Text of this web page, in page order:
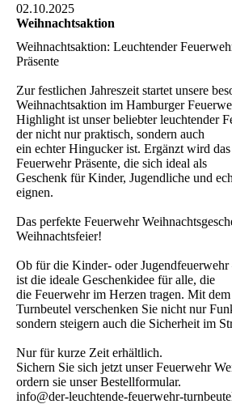
02.10.2025
Weihnachtsaktion
Weihnachtsaktion: Leuchtender
Präsente
Zur festlichen Jahreszeit startet unsere
Weihnachtsaktion im Hamburger
Highlight ist unser beliebter leuchtender
der nicht nur praktisch, sondern auch
ein echter Hingucker ist. Ergänzt wird
Feuerwehr Präsente, die sich ideal als
Geschenk für Kinder, Jugendliche und
eignen.
Das perfekte Feuerwehr
Weihnachtsfeier!
Ob für die Kinder- oder
ist die ideale Geschenkidee für alle, die
die Feuerwehr im Herzen tragen. Mit
Turnbeutel verschenken Sie nicht nur
sondern steigern auch die Sicherheit im
Nur für kurze Zeit erhältlich.
Sichern Sie sich jetzt unser Feuerwehr
ordern sie unser Bestellformular.
info@der-leuchtende-feuerwehr-